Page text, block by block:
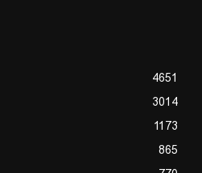
4651
3014
1173
865